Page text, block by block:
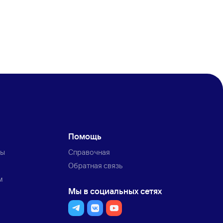
Помощь
Справочная
Обратная связь
Мы в социальных сетях